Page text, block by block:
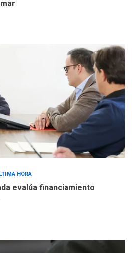
Margarita será sede de
HORA
evalúa financiamiento